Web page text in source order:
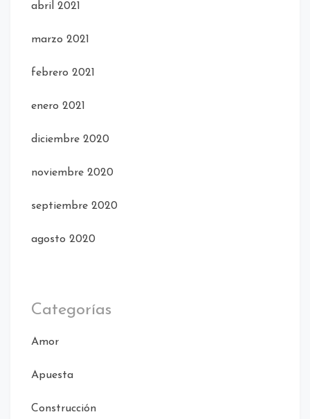
abril 2021
marzo 2021
febrero 2021
enero 2021
diciembre 2020
noviembre 2020
septiembre 2020
agosto 2020
Categorías
Amor
Apuesta
Construcción